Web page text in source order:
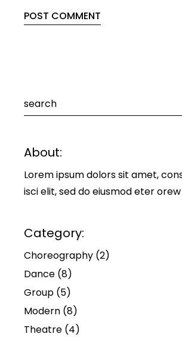
POST COMMENT
About:
Lorem ipsum dolors sit amet,
isci elit, sed do eiusmod eter
Category:
Choreography (2)
Dance (8)
Group (5)
Modern (8)
Theatre (4)